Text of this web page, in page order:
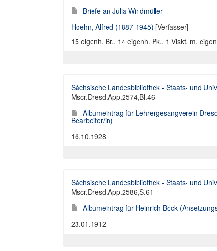
Briefe an Julia Windmüller
Hoehn, Alfred (1887-1945) [Verfasser]
15 eigenh. Br., 14 eigenh. Pk., 1 Viskt. m.
Sächsische Landesbibliothek - Staats- und
Mscr.Dresd.App.2574,Bl.46
Albumeintrag für Lehrergesangverein
Bearbeiter/in)
16.10.1928
Sächsische Landesbibliothek - Staats- und
Mscr.Dresd.App.2586,S.61
Albumeintrag für Heinrich Bock
23.01.1912